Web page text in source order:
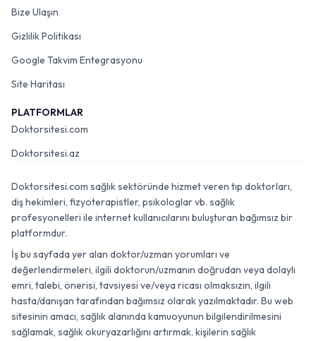
Bize Ulaşın
Gizlilik Politikası
Google Takvim Entegrasyonu
Site Haritası
PLATFORMLAR
Doktorsitesi.com
Doktorsitesi.az
Doktorsitesi.com sağlık sektöründe hizmet veren tıp doktorları,
diş hekimleri, fizyoterapistler, psikologlar vb. sağlık
profesyonelleri ile internet kullanıcılarını buluşturan bağımsız bir
platformdur.
İş bu sayfada yer alan doktor/uzman yorumları ve
değerlendirmeleri, ilgili doktorun/uzmanın doğrudan veya dolaylı
emri, talebi, önerisi, tavsiyesi ve/veya ricası olmaksızın, ilgili
hasta/danışan tarafından bağımsız olarak yazılmaktadır. Bu web
sitesinin amacı, sağlık alanında kamuoyunun bilgilendirilmesini
sağlamak, sağlık okuryazarlığını artırmak, kişilerin sağlık